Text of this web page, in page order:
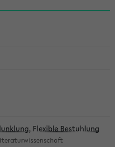
Flexible Bestuhlung